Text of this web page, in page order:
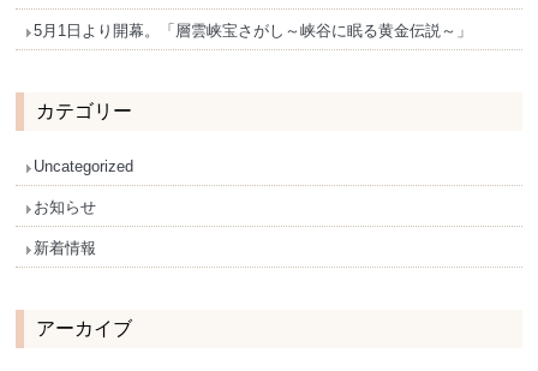
5月1日より開幕。「層雲峡宝さがし～峡谷に眠る黄金伝説～」
カテゴリー
Uncategorized
お知らせ
新着情報
アーカイブ